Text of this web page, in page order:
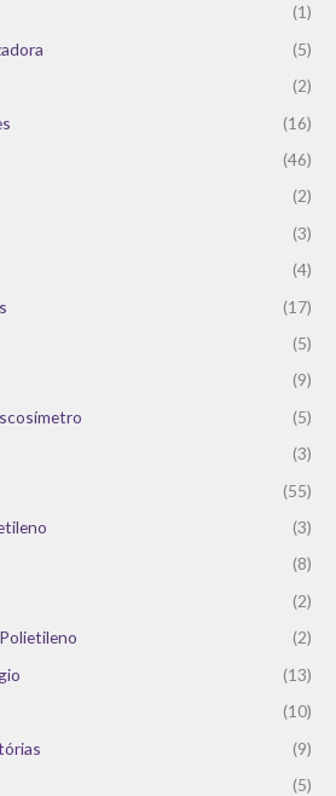
(1)
(5)
(2)
(16)
(46)
(2)
(3)
(4)
(17)
(5)
(9)
(5)
(3)
(55)
(3)
(8)
(2)
(2)
(13)
(10)
(9)
(5)